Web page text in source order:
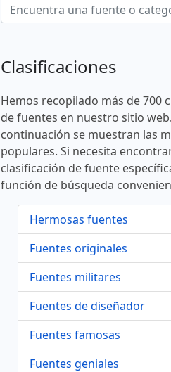
Clasificaciones
Hemos recopilado más de 700
de fuentes en nuestro sitio
continuación se muestran las
populares. Si necesita
clasificación de fuente
función de búsqueda
Hermosas fuentes
Fuentes originales
Fuentes militares
Fuentes de diseñador
Fuentes famosas
Fuentes geniales